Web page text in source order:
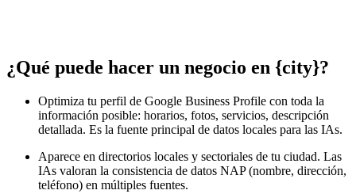
¿Qué puede hacer un negocio en {city}?
Optimiza tu perfil de Google Business Profile con toda la
información posible: horarios, fotos, servicios, descripción
detallada. Es la fuente principal de datos locales para las IAs.
Aparece en directorios locales y sectoriales de tu ciudad. Las
IAs valoran la consistencia de datos NAP (nombre, dirección,
teléfono) en múltiples fuentes.